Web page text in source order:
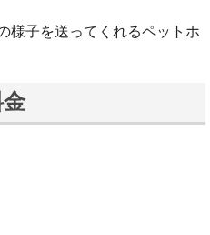
様子を送ってくれるペットホ